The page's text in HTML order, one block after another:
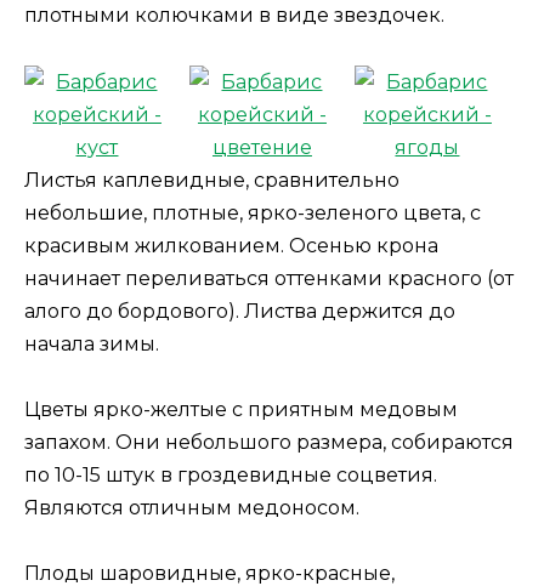
плотными колючками в виде звездочек.
Листья каплевидные, сравнительно
небольшие, плотные, ярко-зеленого цвета, с
красивым жилкованием. Осенью крона
начинает переливаться оттенками красного (от
алого до бордового). Листва держится до
начала зимы.
Цветы ярко-желтые с приятным медовым
запахом. Они небольшого размера, собираются
по 10-15 штук в гроздевидные соцветия.
Являются отличным медоносом.
Плоды шаровидные, ярко-красные,